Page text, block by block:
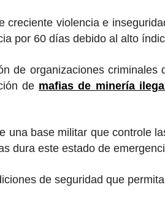
violencia e
por 60 días debido al alto
de organizaciones
de mafias de minería
base militar que controle
dura este estado de
de seguridad que